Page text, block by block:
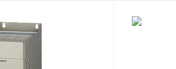
В корзину
Сравнение